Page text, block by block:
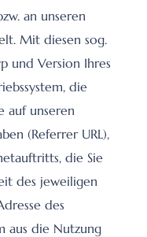
an unseren
Mit diesen sog.
und Version Ihres
die
auf unseren
(Referrer URL),
die Sie
des jeweiligen
des
aus die Nutzung